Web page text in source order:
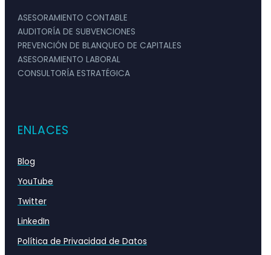
ASESORAMIENTO CONTABLE
AUDITORÍA DE SUBVENCIONES
PREVENCIÓN DE BLANQUEO DE CAPITALES
ASESORAMIENTO LABORAL
CONSULTORÍA ESTRATÉGICA
ENLACES
Blog
YouTube
Twitter
LinkedIn
Política de Privacidad de Datos